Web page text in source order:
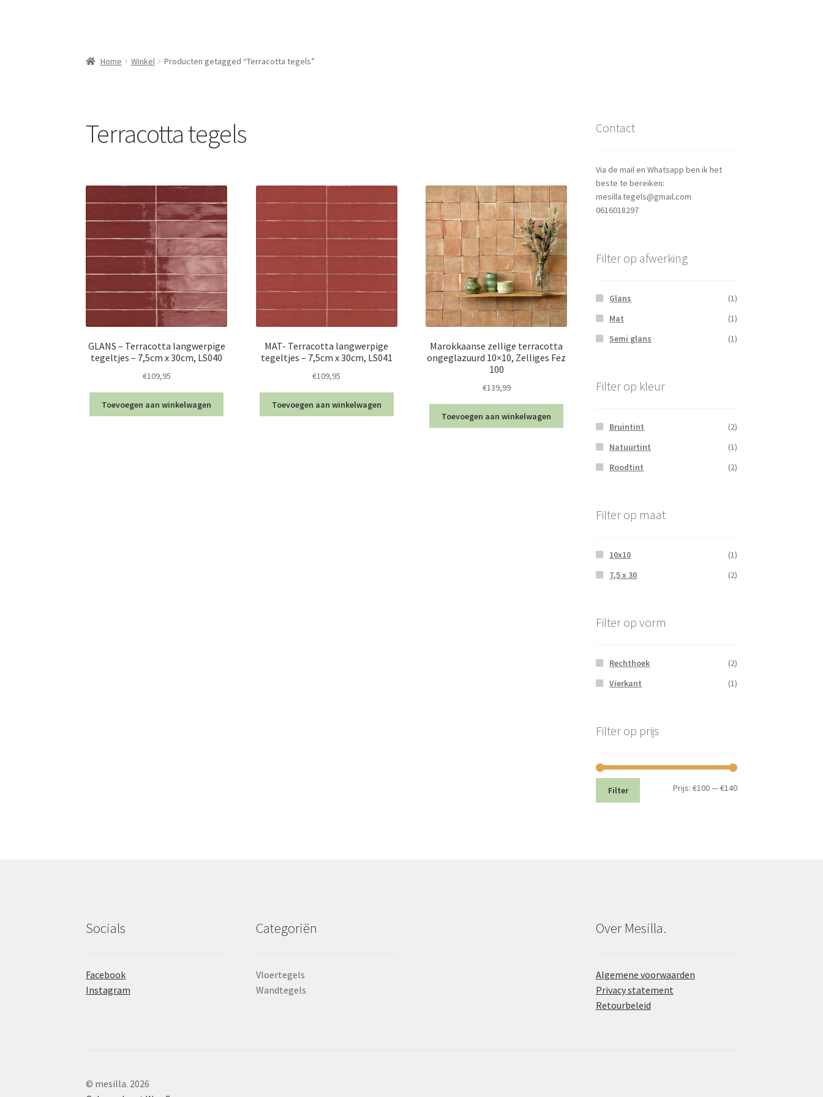
Home Winkel Producten getagged “Terracotta tegels”
Terracotta tegels
GLANS – Terracotta langwerpige
tegeltjes – 7,5cm x 30cm, LS040
€109,95
Toevoegen aan winkelwagen
MAT- Terracotta langwerpige
tegeltjes – 7,5cm x 30cm, LS041
€109,95
Toevoegen aan winkelwagen
Marokkaanse zellige terracotta
ongeglazuurd 10×10, Zelliges Fez
100
€139,99
Toevoegen aan winkelwagen
Contact
Via de mail en Whatsapp ben ik het
beste te bereiken:
mesilla.tegels@gmail.com
0616018297
Filter op afwerking
Glans
(1)
Mat
(1)
Semi glans
(1)
Filter op kleur
Bruintint
(2)
Natuurtint
(1)
Roodtint
(2)
Filter op maat
10x10
(1)
7,5 x 30
(2)
Filter op vorm
Rechthoek
(2)
Vierkant
(1)
Filter op prijs
Min.
Max.
Filter Prijs: €100—€140
Socials
Facebook
Instagram
Categoriën
Vloertegels
Wandtegels
Over Mesilla.
Algemene voorwaarden
Privacy statement
Retourbeleid
© mesilla. 2026